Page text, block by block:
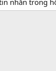
nhắn trong